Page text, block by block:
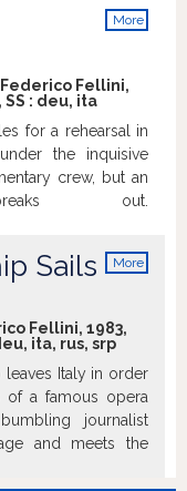
More
Fellini,
, SS : deu, ita
for a rehearsal in
the inquisive
crew, but an
out.
More
Sails
Fellini, 1983,
, ita, rus, srp
leaves Italy in order
of a famous opera
journalist
and meets the